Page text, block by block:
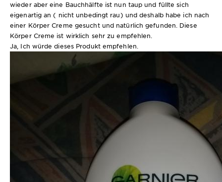
wieder aber eine Bauchhälfte ist nun taup und füllte sich
eigenartig an ( nicht unbedingt rau) und deshalb habe ich nach
einer Körper Creme gesucht und natürlich gefunden. Diese
Körper Creme ist wirklich sehr zu empfehlen.
Ja, Ich würde dieses Produkt empfehlen.